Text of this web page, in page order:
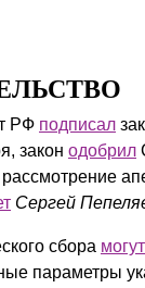
РФ подписал
закон одобрил
рассмотрение
Сергей
сбора
параметры